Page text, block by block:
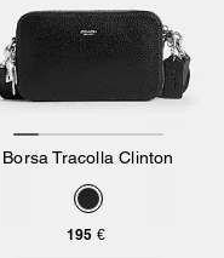
Borsa Tracolla Clinton
195 €